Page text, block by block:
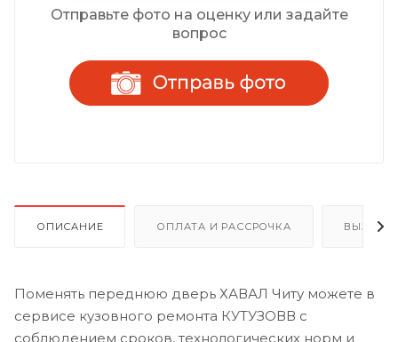
Отправьте фото на оценку или задайте
вопрос
ОПИСАНИЕ ОПЛАТА И РАССРОЧКА ВЫЗОВ
Поменять переднюю дверь ХАВАЛ Читу можете в
сервисе кузовного ремонта КУТУЗОВВ с
соблюдением сроков, технологических норм и